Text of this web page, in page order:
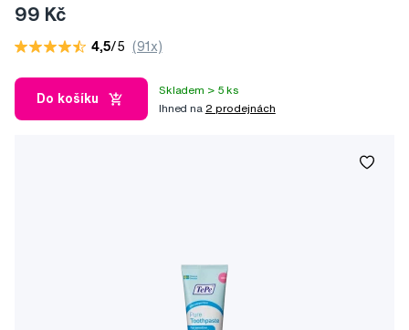
99 Kč
4,5/5 (91x)
Do košíku
Skladem > 5 ks
Ihned na 2 prodejnách